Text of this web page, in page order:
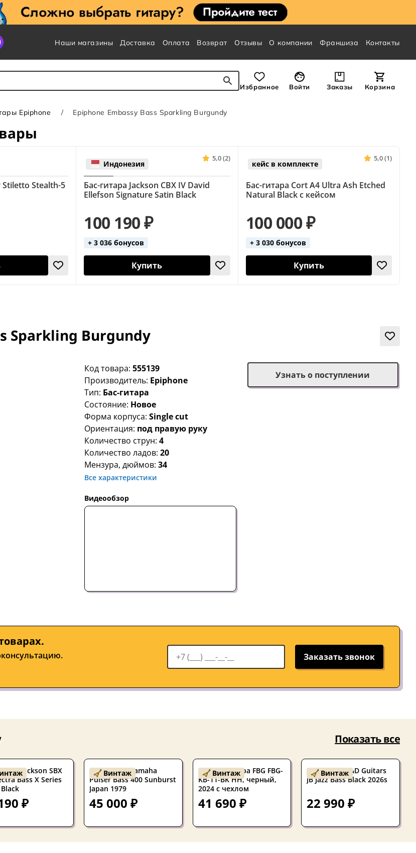
Наши магазины Доставка Оплата Возврат Отзывы О компании Франшиза Контакты
Избранное Войти Заказы Корзина
Epiphone Epiphone Embassy Bass Sparkling Burgundy
Stiletto Stealth-5
5,0 (2)
Бас-гитара Jackson CBX IV David
Ellefson Signature Satin Black
Индонезия
100 190 ₽
+ 3 036 бонусов
Купить
5,0 (1)
Бас-гитара Cort A4 Ultra Ash Etched
Natural Black с кейсом
кейс в комплекте
100 000 ₽
+ 3 030 бонусов
Купить
Sparkling Burgundy
Код товара:555139
Производитель: Epiphone
Тип: Бас-гитара
Состояние: Новое
Форма корпуса:Single cut
Ориентация: под правую руку
Количество струн:4
Количество ладов:20
Мензура, дюймов:34
Все характеристики
Видеообзор
Узнать о поступлении
Заказать звонок
Показать все
Jackson SBX
Bass X Series
₽
Винтаж
Бас-гитара Yamaha
Pulser Bass 400 Sunburst
Japan 1979
45 000 ₽
Винтаж
Б/У Бас-гитара FBG FBG-
KB-11-BK HH, черный,
2024 с чехлом
41 690 ₽
Винтаж
Бас-гитара J&D Guitars
JB Jazz Bass Black 2026s
22 990 ₽